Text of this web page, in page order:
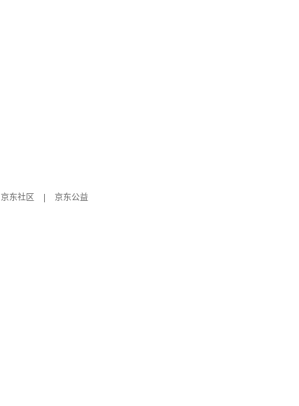
京东社区
京东公益